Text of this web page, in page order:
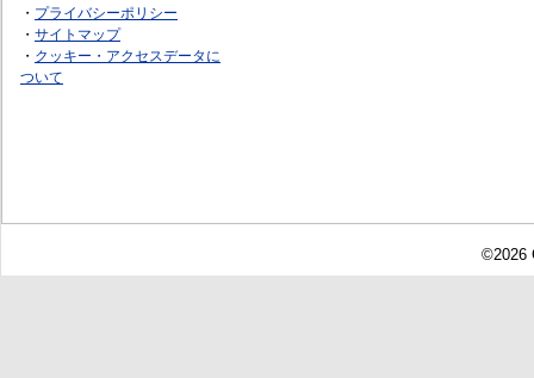
・ プライバシーポリシー
・ サイトマップ
・ クッキー・アクセスデータに
ついて
©2026